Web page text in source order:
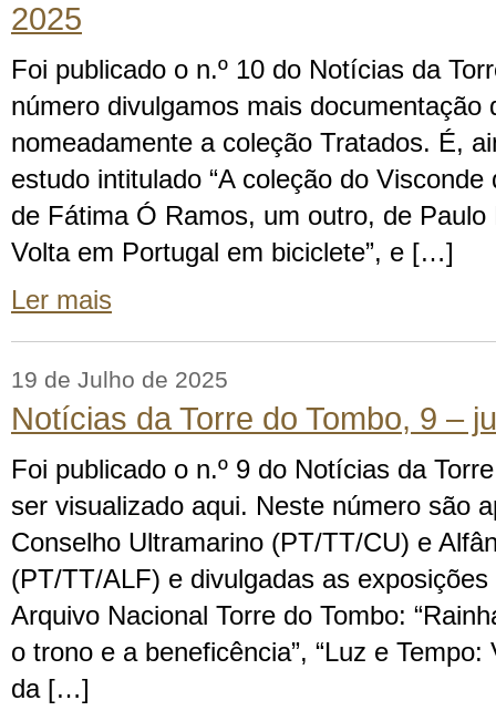
2025
Foi publicado o n.º 10 do Notícias da
número divulgamos mais documentação
nomeadamente a coleção Tratados. É,
estudo intitulado “A coleção do Visconde
de Fátima Ó Ramos, um outro, de Paulo
Volta em Portugal em biciclete”, e […]
Ler mais
19 de Julho de 2025
Notícias da Torre do Tombo, 9 –
Foi publicado o n.º 9 do Notícias da
ser visualizado aqui. Neste número são
Conselho Ultramarino (PT/TT/CU) e
(PT/TT/ALF) e divulgadas as
Arquivo Nacional Torre do Tombo:
o trono e a beneficência”, “Luz e
da […]